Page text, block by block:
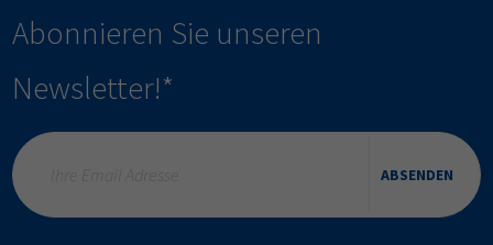
Abonnieren Sie unseren
Newsletter!*
ABSENDEN